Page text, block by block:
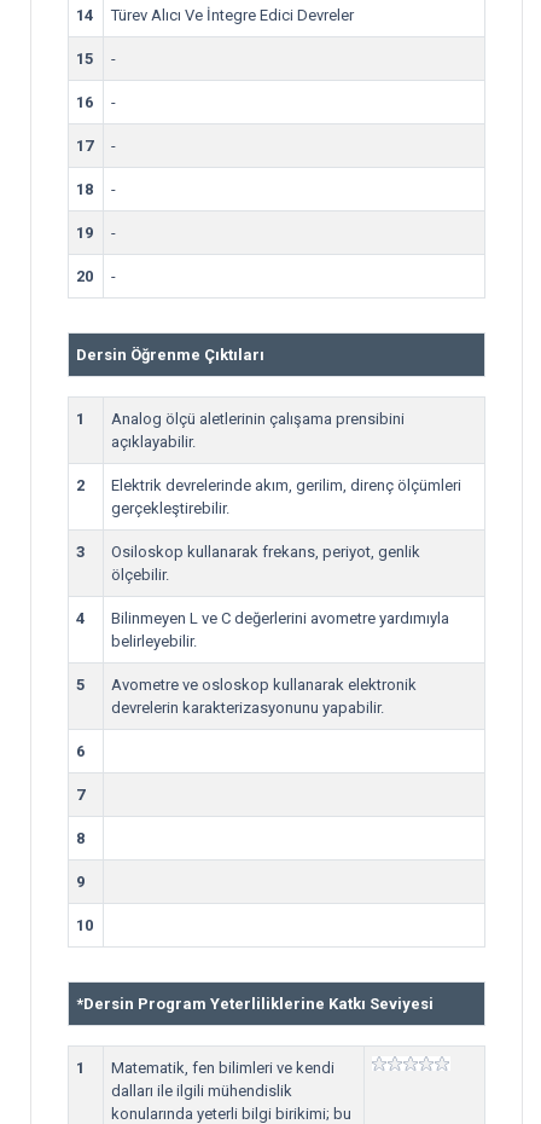
14 Türev Alıcı Ve İntegre Edici Devreler
15 -
16 -
17 -
18 -
19 -
20 -
Dersin Öğrenme Çıktıları
1
Analog ölçü aletlerinin çalışama prensibini
açıklayabilir.
2
Elektrik devrelerinde akım, gerilim, direnç ölçümleri
gerçekleştirebilir.
3
Osiloskop kullanarak frekans, periyot, genlik
ölçebilir.
4
Bilinmeyen L ve C değerlerini avometre yardımıyla
belirleyebilir.
5
Avometre ve osloskop kullanarak elektronik
devrelerin karakterizasyonunu yapabilir.
6
7
8
9
10
*Dersin Program Yeterliliklerine Katkı Seviyesi
1
Matematik, fen bilimleri ve kendi
dalları ile ilgili mühendislik
konularında yeterli bilgi birikimi; bu